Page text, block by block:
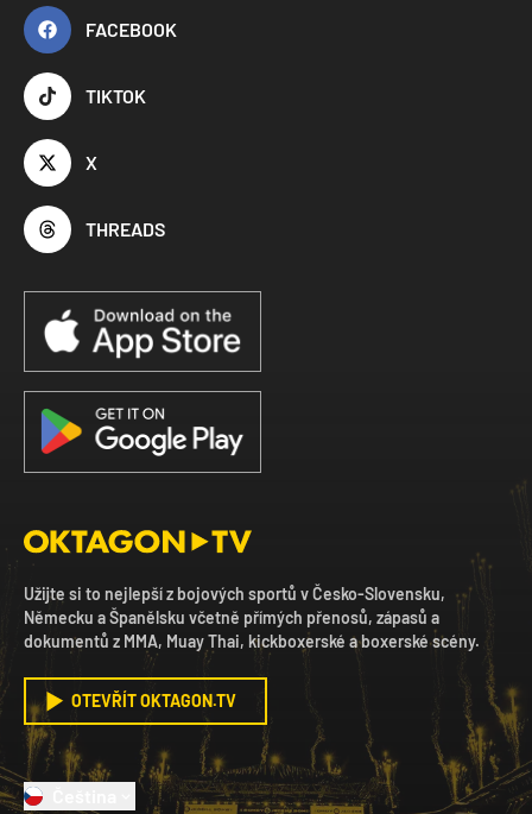
FACEBOOK
TIKTOK
X
THREADS
Užijte si to nejlepší z bojových sportů v Česko-Slovensku,
Německu a Španělsku včetně přímých přenosů, zápasů a
dokumentů z MMA, Muay Thai, kickboxerské a boxerské scény.
OTEVŘÍT OKTAGON.TV